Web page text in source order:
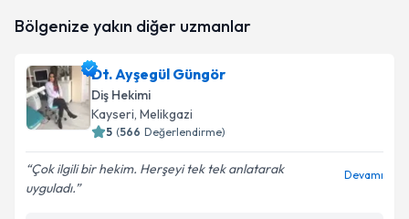
talebi oluşturun. Size bu uzmandan randevu almanız
bilgilendireceğiz.
E-posta Adresiniz
Bölgenize yakın diğer uzmanlar
Dt. Ayşegül Güngör
Diş Hekimi
Kayseri, Melikgazi
5 (566 Değerlendirme)
Çok ilgili bir hekim. Herşeyi tek tek anlatarak
uyguladı.
Devamı